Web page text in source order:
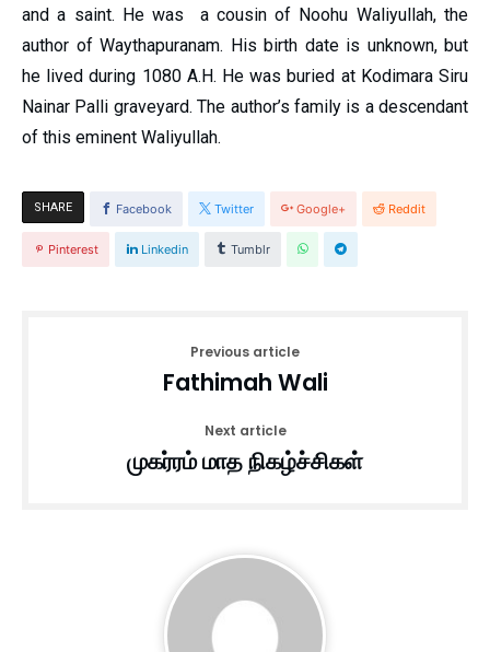
and a saint. He was a cousin of Noohu Waliyullah, the
author of Waythapuranam. His birth date is unknown, but
he lived during 1080 A.H. He was buried at Kodimara Siru
Nainar Palli graveyard. The author’s family is a descendant
of this eminent Waliyullah.
SHARE Facebook Twitter Google+ Reddit
Pinterest Linkedin Tumblr
Previous article
Fathimah Wali
Next article
முகர்ரம் மாத நிகழ்ச்சிகள்